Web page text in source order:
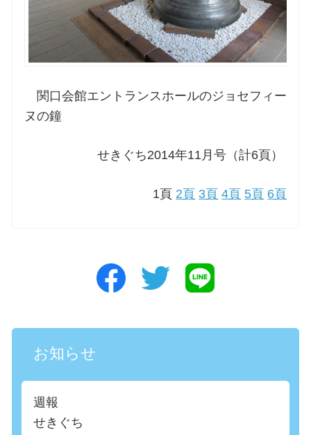
関口会館エントランスホールのジョセフィー
ヌの鐘
せきぐち2014年11月号（計6頁）
1頁 2頁 3頁 4頁 5頁 6頁
お知らせ
週報
せきぐち